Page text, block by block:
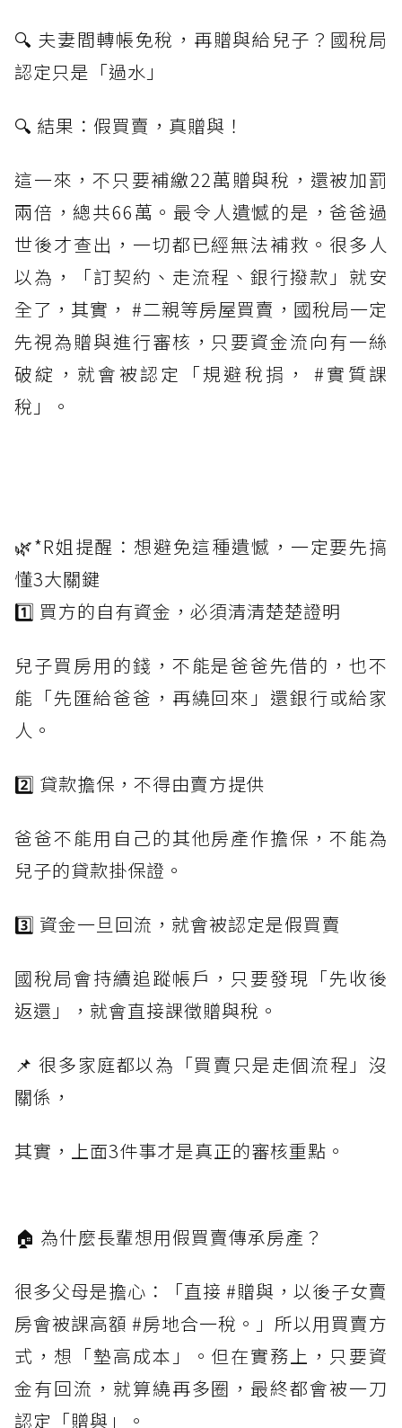
🔍 夫妻間轉帳免稅，再贈與給兒子？國稅局
認定只是「過水」
🔍 結果：假買賣，真贈與！
這一來，不只要補繳22萬贈與稅，還被加罰
兩倍，總共66萬。最令人遺憾的是，爸爸過
世後才查出，一切都已經無法補救。很多人
以為，「訂契約、走流程、銀行撥款」就安
全了，其實， #二親等房屋買賣，國稅局一定
先視為贈與進行審核，只要資金流向有一絲
破綻，就會被認定「規避稅捐， #實質課
稅」。
🌿*R姐提醒：想避免這種遺憾，一定要先搞
懂3大關鍵
1️⃣ 買方的自有資金，必須清清楚楚證明
兒子買房用的錢，不能是爸爸先借的，也不
能「先匯給爸爸，再繞回來」還銀行或給家
人。
2️⃣ 貸款擔保，不得由賣方提供
爸爸不能用自己的其他房產作擔保，不能為
兒子的貸款掛保證。
3️⃣ 資金一旦回流，就會被認定是假買賣
國稅局會持續追蹤帳戶，只要發現「先收後
返還」，就會直接課徵贈與稅。
📌 很多家庭都以為「買賣只是走個流程」沒
關係，
其實，上面3件事才是真正的審核重點。
🏠 為什麼長輩想用假買賣傳承房產？
很多父母是擔心：「直接 #贈與，以後子女賣
房會被課高額 #房地合一稅。」所以用買賣方
式，想「墊高成本」。但在實務上，只要資
金有回流，就算繞再多圈，最終都會被一刀
認定「贈與」。